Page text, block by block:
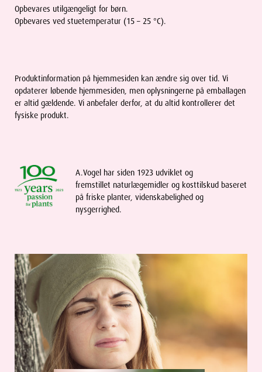
Opbevares utilgængeligt for børn.
Opbevares ved stuetemperatur (15 – 25 °C).
Produktinformation på hjemmesiden kan ændre sig over tid. Vi
opdaterer løbende hjemmesiden, men oplysningerne på emballagen
er altid gældende. Vi anbefaler derfor, at du altid kontrollerer det
fysiske produkt.
A.Vogel har siden 1923 udviklet og
fremstillet naturlægemidler og kosttilskud baseret
på friske planter, videnskabelighed og
nysgerrighed.